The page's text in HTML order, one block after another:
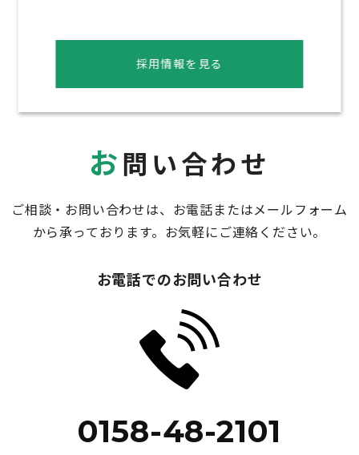
採用情報を見る
お 問い合わせ
ご相談・お問い合わせは、お電話またはメールフォーム
から承っております。お気軽にご連絡ください。
お電話でのお問い合わせ
0158-48-2101